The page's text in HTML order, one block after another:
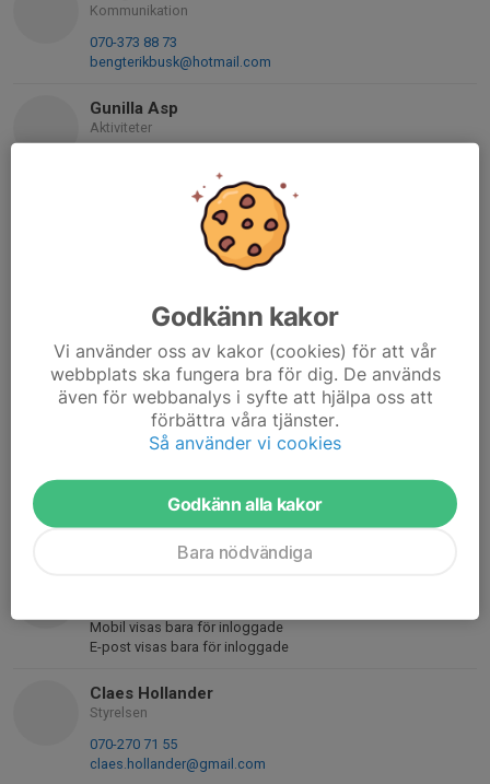
Kommunikation
070-373 88 73
bengterikbusk@hotmail.com
Gunilla Asp
Aktiviteter
E-post visas bara för inloggade
Kommunikationsansvarig
Janne Petersson
Vice ordförande, sekreterare
Mobil visas bara för inloggade
E-post visas bara för inloggade
Aktivitetsansvarig
073-917 65 80
ragna.wallmark@gmail.com
Mobil visas bara för inloggade
E-post visas bara för inloggade
Claes Hollander
Styrelsen
070-270 71 55
claes.hollander@gmail.com
Godkänn kakor
Vi använder oss av kakor (cookies) för att vår
webbplats ska fungera bra för dig. De används
även för webbanalys i syfte att hjälpa oss att
förbättra våra tjänster.
Så använder vi cookies
Godkänn alla kakor
Bara nödvändiga